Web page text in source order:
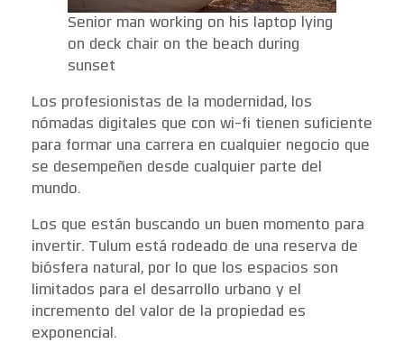
Senior man working on his laptop lying
on deck chair on the beach during
sunset
Los profesionistas de la modernidad, los
nómadas digitales que con wi-fi tienen suficiente
para formar una carrera en cualquier negocio que
se desempeñen desde cualquier parte del
mundo.
Los que están buscando un buen momento para
invertir. Tulum está rodeado de una reserva de
biósfera natural, por lo que los espacios son
limitados para el desarrollo urbano y el
incremento del valor de la propiedad es
exponencial.